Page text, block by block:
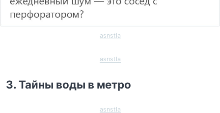
asnstla
asnstla
3. Тайны воды в метро
asnstla